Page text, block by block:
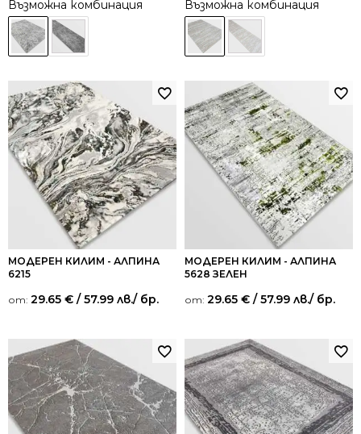
Възможна комбинация Възможна комбинация
МОДЕРЕН КИЛИМ - АЛПИНА
6215
от: 29.65 € / 57.99 лв./ бр.
МОДЕРЕН КИЛИМ - АЛПИНА
5628 ЗЕЛЕН
от: 29.65 € / 57.99 лв./ бр.